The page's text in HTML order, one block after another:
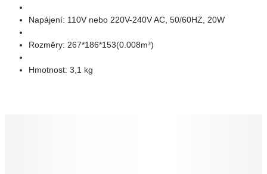
Napájení: 110V nebo 220V-240V AC, 50/60HZ, 20W
Rozměry: 267*186*153(0.008m³)
Hmotnost: 3,1 kg